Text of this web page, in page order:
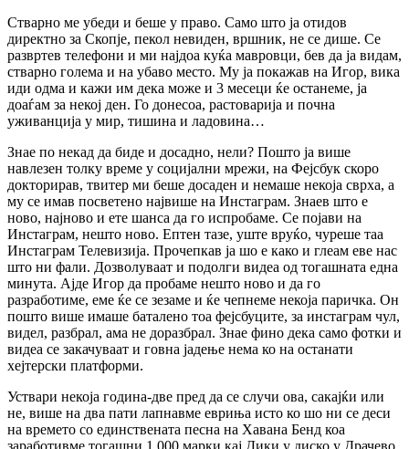
Стварно ме убеди и беше у право. Само што ја отидов
директно за Скопје, пекол невиден, вршник, не се дише. Се
развртев телефони и ми најдоа куќа мавровци, бев да ја видам,
стварно голема и на убаво место. Му ја покажав на Игор, вика
иди одма и кажи им дека може и 3 месеци ќе останеме, ја
доаѓам за некој ден. Го донесоа, растоварија и почна
уживанција у мир, тишина и ладовина…
Знае по некад да биде и досадно, нели? Пошто ја више
навлезен толку време у социјални мрежи, на Фејсбук скоро
докторирав, твитер ми беше досаден и немаше некоја сврха, а
му се имав посветено највише на Инстаграм. Знаев што е
ново, најново и ете шанса да го испробаме. Се појави на
Инстаграм, нешто ново. Ептен тазе, уште вруќо, чуреше таа
Инстаграм Телевизија. Прочепкав ја шо е како и глеам еве нас
што ни фали. Дозволуваат и подолги видеа од тогашната една
минута. Ајде Игор да пробаме нешто ново и да го
разработиме, еме ќе се зезаме и ќе чепнеме некоја паричка. Он
пошто више имаше баталено тоа фејсбуците, за инстаграм чул,
видел, разбрал, ама не доразбрал. Знае фино дека само фотки и
видеа се закачуваат и говна јадење нема ко на останати
хејтерски платформи.
Уствари некоја година-две пред да се случи ова, сакајќи или
не, више на два пати лапнавме евриња исто ко шо ни се деси
на времето со единствената песна на Хавана Бенд коа
заработивме тогашни 1.000 марки кај Дики у диско у Драчево.